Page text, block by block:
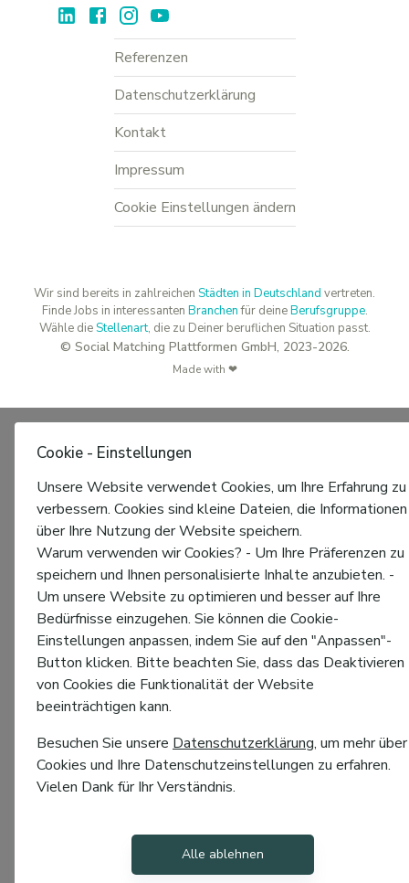
Referenzen
Datenschutzerklärung
Kontakt
Impressum
Cookie Einstellungen ändern
Wir sind bereits in zahlreichen Städten in Deutschland vertreten.
Finde Jobs in interessanten Branchenfür deineBerufsgruppe.
Wähle dieStellenart, die zu Deiner beruflichen Situation passt.
© Social Matching Plattformen GmbH, 2023-2026.
Made with ❤
Cookie - Einstellungen
Unsere Website verwendet Cookies, um Ihre Erfahrung zu
verbessern. Cookies sind kleine Dateien, die Informationen
über Ihre Nutzung der Website speichern.
Warum verwenden wir Cookies? - Um Ihre Präferenzen zu
speichern und Ihnen personalisierte Inhalte anzubieten. -
Um unsere Website zu optimieren und besser auf Ihre
Bedürfnisse einzugehen. Sie können die Cookie-
Einstellungen anpassen, indem Sie auf den "Anpassen"-
Button klicken. Bitte beachten Sie, dass das Deaktivieren
von Cookies die Funktionalität der Website
beeinträchtigen kann.
Besuchen Sie unsere Datenschutzerklärung, um mehr über
Cookies und Ihre Datenschutzeinstellungen zu erfahren.
Vielen Dank für Ihr Verständnis.
Alle ablehnen